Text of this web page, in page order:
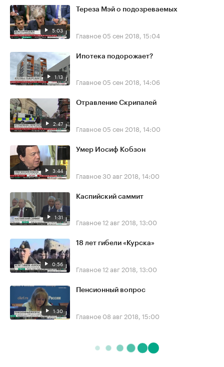
5:03
Тереза Мэй о подозреваемых
Главное 05 сен 2018, 15:04
1:13
Ипотека подорожает?
Главное 05 сен 2018, 14:06
2:47
Отравление Скрипалей
Главное 05 сен 2018, 14:00
3:44
Умер Иосиф Кобзон
Главное30 авг 2018, 14:00
1:31
Каспийский саммит
Главное12 авг 2018, 13:00
0:56
18 лет гибели «Курска»
Главное12 авг 2018, 13:00
1:30
Пенсионный вопрос
Главное 08 авг 2018, 15:00